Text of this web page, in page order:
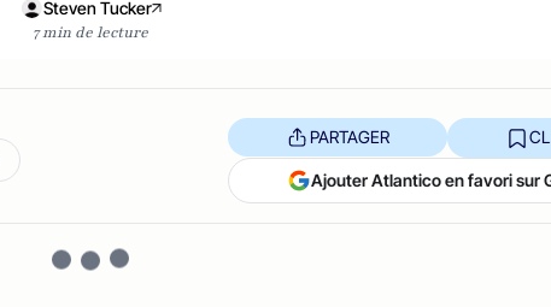
Steven Tucker
7 min de lecture
PARTAGER
Ajouter Atlantico en favori sur